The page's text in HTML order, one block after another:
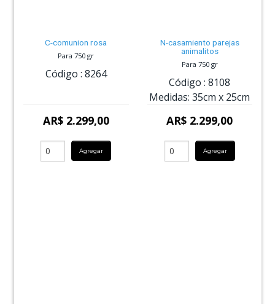
C-comunion rosa
Para 750 gr
Código : 8264
AR$ 2.299,00
Agregar
N-casamiento parejas
animalitos
Para 750 gr
Código : 8108
Medidas: 35cm x 25cm
AR$ 2.299,00
Agregar